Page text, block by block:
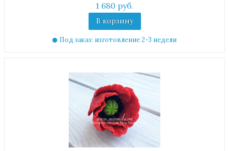
1 680 руб.
В корзину
Под заказ: изготовление 2-3 недели